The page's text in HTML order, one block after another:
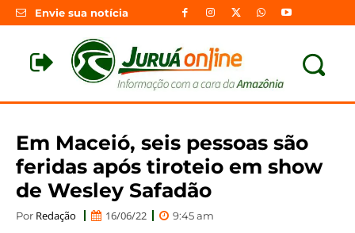
Envie sua notícia
Em Maceió, seis pessoas são
feridas após tiroteio em show
de Wesley Safadão
Por Redação 16/06/22 9:45 am